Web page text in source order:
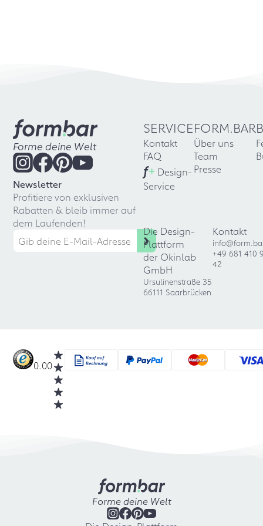
Forme deine Welt
Newsletter
Profitiere von exklusiven
Rabatten & bleib immer auf
dem Laufenden!
SERVICE
Kontakt
FAQ
f+ Design-
Service
FORM.BAR
Über uns
Team
Presse
Die Design-
Plattform
der Okinlab
GmbH
Ursulinenstraße 35
66111 Saarbrücken
Kontakt
+49 681 410
42
0.00
Forme deine Welt